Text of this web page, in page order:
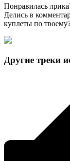
Понравилась
Делись в
куплеты по
Другие треки